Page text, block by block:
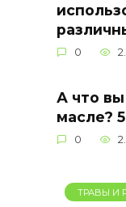
0
А что вы
масле?
0
ТРАВЫ И